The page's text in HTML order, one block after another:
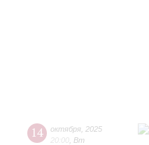
14 октября 2025
20:00 Вт